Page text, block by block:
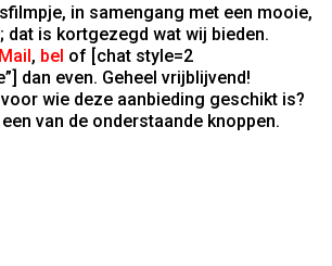
in samengang met een mooie,
dat is kortgezegd wat wij bieden.
Mail, bel of [chat style=2
dan even. Geheel vrijblijvend!
wie deze aanbieding geschikt is?
van de onderstaande knoppen.